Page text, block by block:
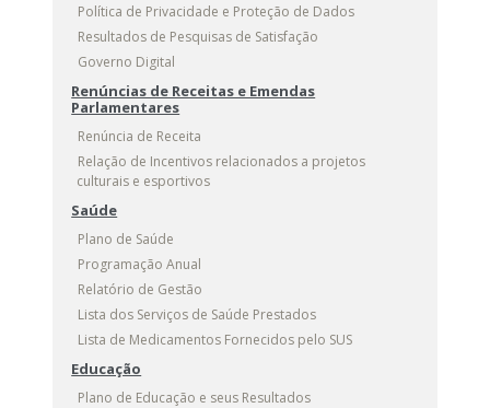
Política de Privacidade e Proteção de Dados
Resultados de Pesquisas de Satisfação
Governo Digital
Renúncias de Receitas e Emendas
Parlamentares
Renúncia de Receita
Relação de Incentivos relacionados a projetos
culturais e esportivos
Saúde
Plano de Saúde
Programação Anual
Relatório de Gestão
Lista dos Serviços de Saúde Prestados
Lista de Medicamentos Fornecidos pelo SUS
Educação
Plano de Educação e seus Resultados